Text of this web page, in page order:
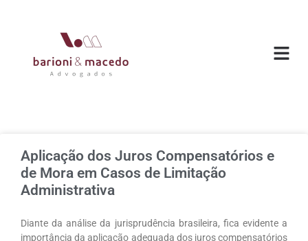
Aplicação dos Juros Compensatórios e
de Mora em Casos de Limitação
Administrativa
Diante da análise da jurisprudência brasileira, fica evidente a
importância da aplicação adequada dos juros compensatórios